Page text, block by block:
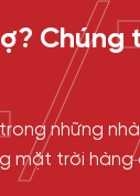
Chúng
những
mặt trời hàng